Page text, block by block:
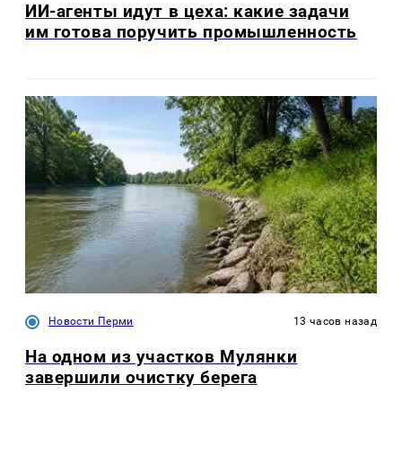
ИИ-агенты идут в цеха: какие задачи
им готова поручить промышленность
Новости Перми 13 часов назад
На одном из участков Мулянки
завершили очистку берега